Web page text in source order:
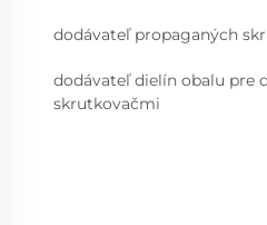
dodávateľ propaganých
dodávateľ dielín obalu pre
skrutkovačmi